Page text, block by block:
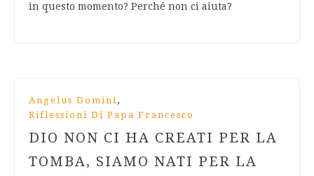
in questo momento? Perché non ci aiuta?
Angelus Domini,
Riflessioni Di Papa Francesco
DIO NON CI HA CREATI PER LA
TOMBA, SIAMO NATI PER LA